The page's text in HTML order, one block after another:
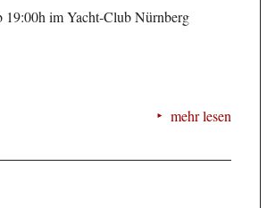
19:00h im Yacht-Club Nürnberg
mehr lesen